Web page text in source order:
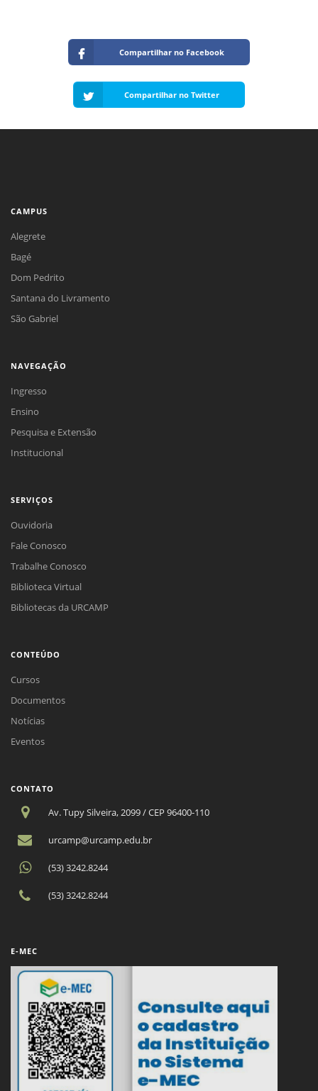
Compartilhar no Facebook
Compartilhar no Twitter
CAMPUS
Alegrete
Bagé
Dom Pedrito
Santana do Livramento
São Gabriel
NAVEGAÇÃO
Ingresso
Ensino
Pesquisa e Extensão
Institucional
SERVIÇOS
Ouvidoria
Fale Conosco
Trabalhe Conosco
Biblioteca Virtual
Bibliotecas da URCAMP
CONTEÚDO
Cursos
Documentos
Notícias
Eventos
CONTATO
Av. Tupy Silveira, 2099 / CEP 96400-110
urcamp@urcamp.edu.br
(53) 3242.8244
(53) 3242.8244
E-MEC